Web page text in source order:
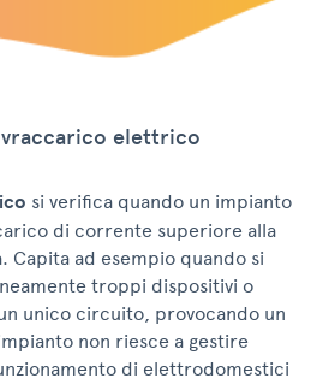
elettrico
si verifica quando un impianto
di corrente superiore alla
Capita ad esempio quando si
troppi dispositivi o
unico circuito, provocando un
non riesce a gestire
di elettrodomestici